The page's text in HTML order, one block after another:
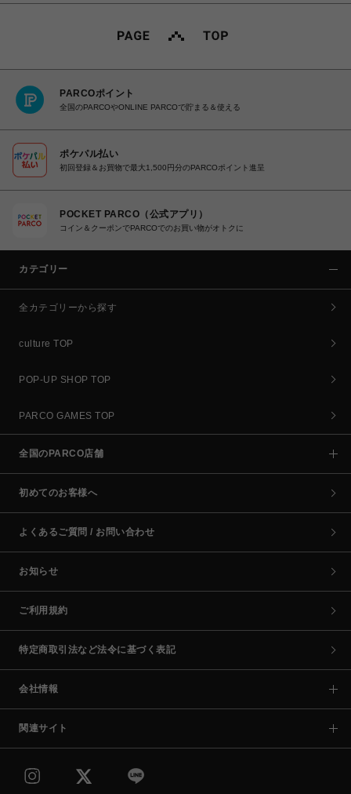
PARCOポイント
全国のPARCOやONLINE PARCOで貯まる＆使える
ポケパル払い
初回登録＆お買物で最大1,500円分のPARCOポイント進呈
POCKET PARCO（公式アプリ）
コイン＆クーポンでPARCOでのお買い物がオトクに
カテゴリー
全カテゴリーから探す
culture TOP
POP-UP SHOP TOP
PARCO GAMES TOP
全国のPARCO店舗
初めてのお客様へ
よくあるご質問 / お問い合わせ
お知らせ
ご利用規約
特定商取引法など法令に基づく表記
会社情報
関連サイト